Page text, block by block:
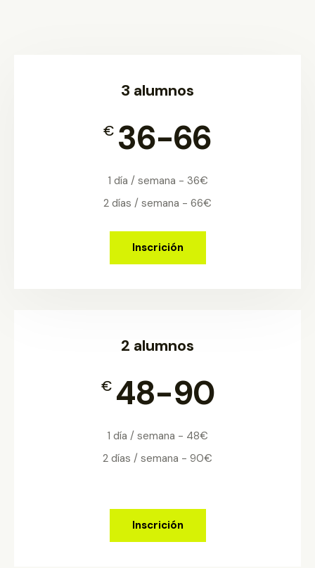
2 alumnos
€ 48-90
1 día / semana - 48€
2 días / semana - 90€
Inscrición
3 alumnos
€ 36-66
1 día / semana - 36€
2 días / semana - 66€
Inscrición